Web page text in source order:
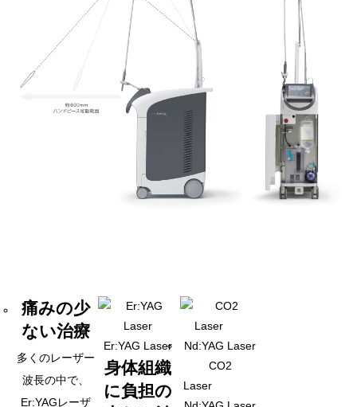
痛みの少
ない治療
多くのレーザー
波長の中で、
Er:YAGレーザ
Er:YAG Laser
身体組織
に負担の
CO2
Laser